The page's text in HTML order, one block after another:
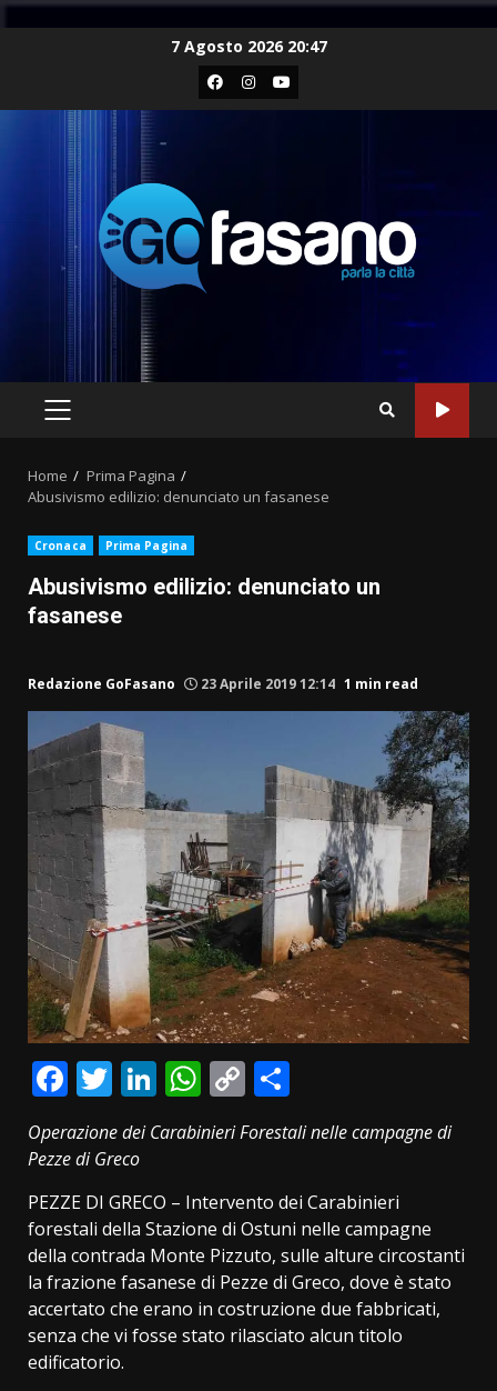
7 Agosto 2026 20:47
Facebook
Instagram
Youtube
PRIMARY
Home
Prima Pagina
Abusivismo edilizio: denunciato un fasanese
Cronaca Prima Pagina
Abusivismo edilizio: denunciato un
fasanese
Redazione GoFasano 23 Aprile 2019 12:14 1 min read
Facebook
Twitter
LinkedIn
WhatsApp
Copy
Link
Operazione dei Carabinieri Forestali nelle campagne di
Pezze di Greco
PEZZE DI GRECO – Intervento dei Carabinieri
forestali della Stazione di Ostuni nelle campagne
della contrada Monte Pizzuto, sulle alture circostanti
la frazione fasanese di Pezze di Greco, dove è stato
accertato che erano in costruzione due fabbricati,
senza che vi fosse stato rilasciato alcun titolo
edificatorio.